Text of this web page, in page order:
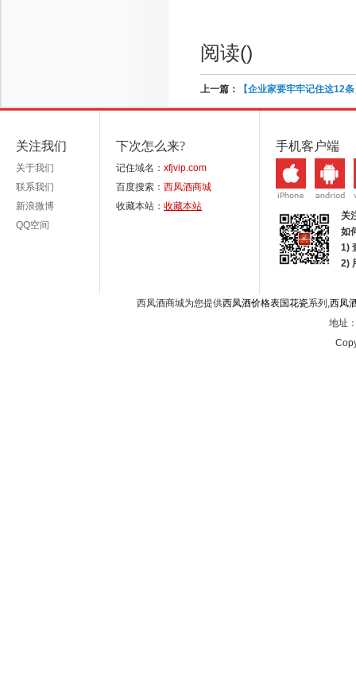
阅读()
上一篇： 【企业家要牢牢记住这12
关注我们
关于我们
联系我们
新浪微博
QQ空间
下次怎么来?
记住域名： xfjvip.com
百度搜索： 西凤酒商城
收藏本站： 收藏本站
手机客户端
关
如
1)
2)
西凤酒商城为您提供西凤酒价格表国花瓷系列,西凤
地址